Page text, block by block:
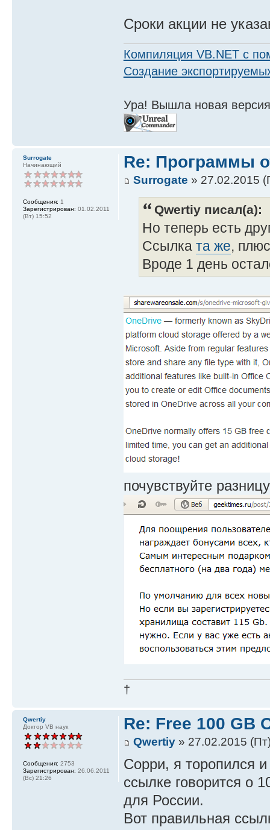
Сроки акции не
Компиляция VB.NET с
Создание
Ура! Вышла новая
Surrogate
Начинающий
Сообщения: 1
Зарегистрирован: 01.02.2011
(Вт) 15:52
Re: Программы
Surrogate » 27.02.2015
Qwertiy писал(а):
Но теперь есть
Ссылка та же,
Вроде 1 день
почувствуйте разницу
†
Qwertiy
Доктор VB наук
Сообщения: 2753
Зарегистрирован: 26.06.2011
(Вс) 21:26
Re: Free 100 GB
Qwertiy» 27.02.2015
Сорри, я торопился
ссылке говорится о
для России.
Вот правильная